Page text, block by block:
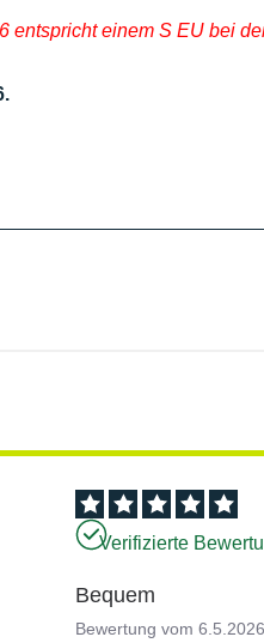
entspricht einem S EU bei
Verifizierte
Bequem
Bewertung vom6.5.2026